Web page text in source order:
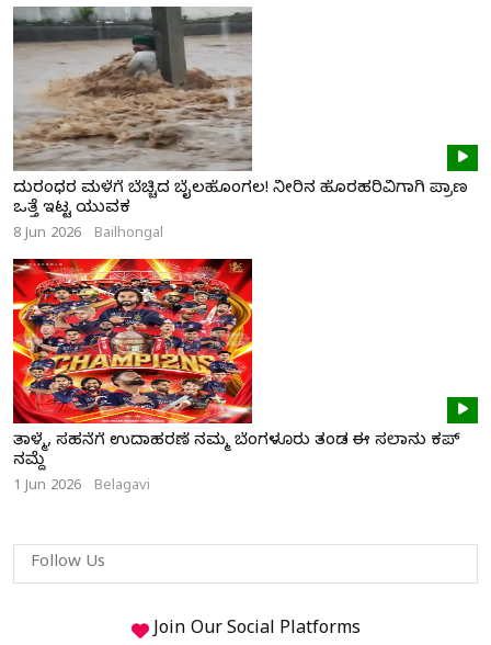
ದುರಂಧರ ಮಳೆಗೆ ಬೆಚ್ಚಿದ ಬೈಲಹೊಂಗಲ! ನೀರಿನ ಹೊರಹರಿವಿಗಾಗಿ ಪ್ರಾಣ
ಒತ್ತೆ ಇಟ್ಟ ಯುವಕ
8 Jun 2026 Bailhongal
ತಾಳ್ಮೆ, ಸಹನೆಗೆ ಉದಾಹರಣೆ ನಮ್ಮ ಬೆಂಗಳೂರು ತಂಡ ಈ ಸಲಾನು ಕಪ್
ನಮ್ದೆ
1 Jun 2026 Belagavi
Follow Us
Join Our Social Platforms